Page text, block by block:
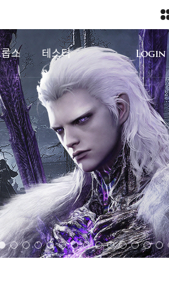
스 테스터
상단 메뉴